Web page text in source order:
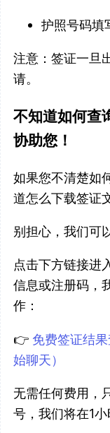
护照号码填
注意：签证一旦
请。
不知道如何查
协助您！
如果您不清楚如
道怎么下载签证
别担心，我们可
点击下方链接进
信息或注册码，
作：
👉 免费签证结
始聊天）
无需任何费用，
号，我们将在1